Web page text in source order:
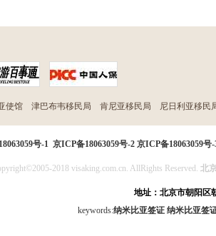
使馆 津巴布韦移民局 肯尼亚移民局 尼日利亚移民
号-1 京ICP备18063059号-2 京ICP备18063059号-
2018 visaking.com.cn. AllRights Reserved. 北
地址：北京市朝阳区
keywords:纳米比亚签证 纳米比亚签